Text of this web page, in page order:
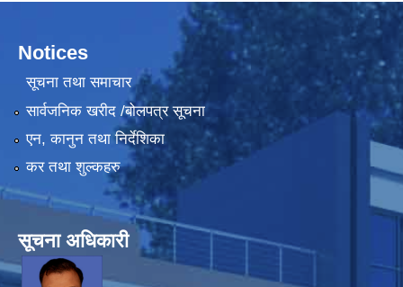
Notices
सूचना तथा समाचार
सार्वजनिक खरीद /बोलपत्र सूचना
एन, कानुन तथा निर्देशिका
कर तथा शुल्कहरु
सूचना अधिकारी